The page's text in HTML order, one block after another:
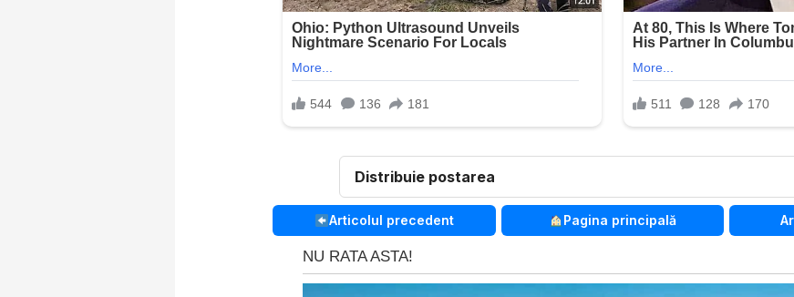
Distribuie postarea
Articolul precedent Pagina principală